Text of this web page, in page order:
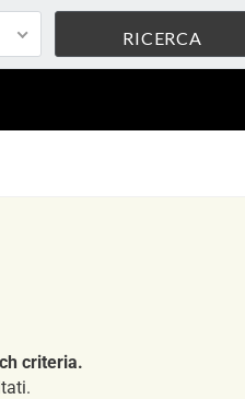
criteria.